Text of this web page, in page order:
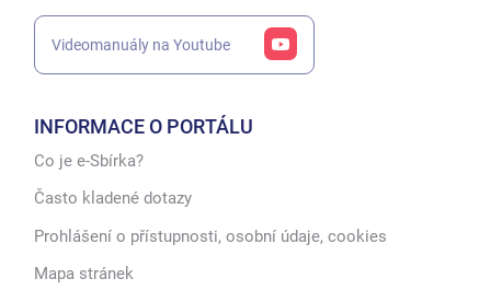
Videomanuály na Youtube
INFORMACE O PORTÁLU
Co je e-Sbírka?
Často kladené dotazy
Prohlášení o přístupnosti, osobní údaje, cookies
Mapa stránek